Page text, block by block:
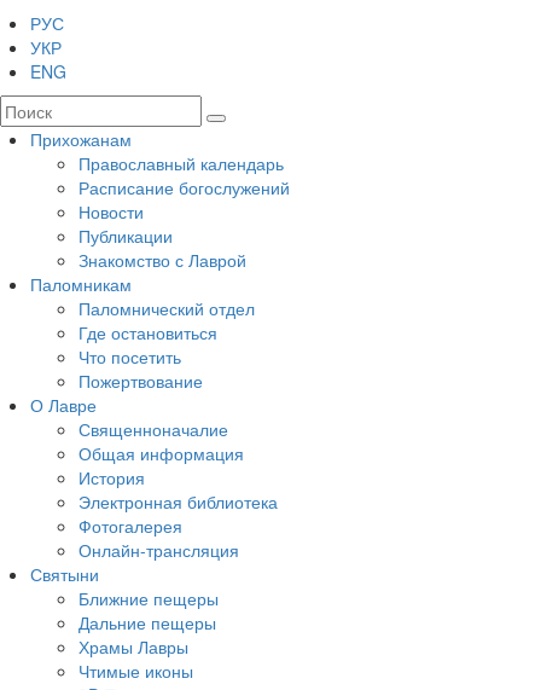
РУС
УКР
ENG
Прихожанам
Православный календарь
Расписание богослужений
Новости
Публикации
Знакомство с Лаврой
Паломникам
Паломнический отдел
Где остановиться
Что посетить
Пожертвование
О Лавре
Священноначалие
Общая информация
История
Электронная библиотека
Фотогалерея
Онлайн-трансляция
Святыни
Ближние пещеры
Дальние пещеры
Храмы Лавры
Чтимые иконы